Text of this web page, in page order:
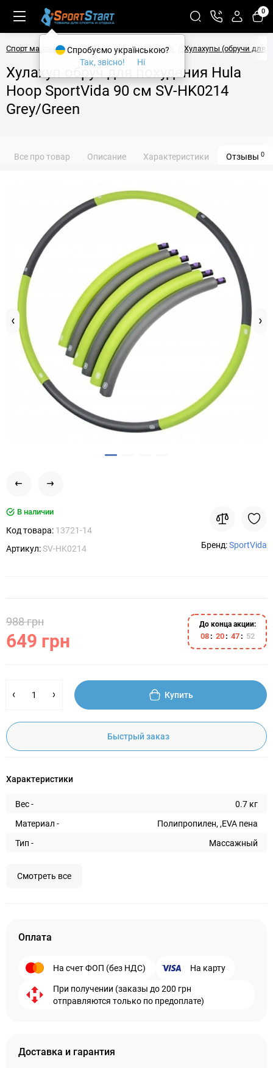
0
Спорт магазин SPORTSTART Фитнес и йога Хулахупы (обручи для
Хулахуп обруч для похудения Hula
Hoop SportVida 90 см SV-HK0214
Grey/Green
Все про товар Описание Характеристики Отзывы 0
В наличии
Код товара: 13721-14
Артикул:SV-HK0214 Бренд:SportVida
988 грн
649 грн
До конца акции:
08 20 47 51
Купить
Быстрый заказ
Характеристики
Вес -
0.7 кг
Материал -
Полипропилен, ,EVA пена
Тип -
Массажный
Смотреть все
Оплата
На счет ФОП (без НДС) На карту
При получении (заказы до 200 грн
отправляются только по предоплате)
Доставка и гарантия
Спробуємо українською?
Так, звісно!
Ні